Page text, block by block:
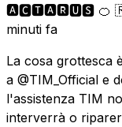
🅰🅲🆃🅰🆁🆄🆂 🍊
minuti fa
La cosa grottesca
a @TIM_Official e
l'assistenza TIM
interverrà o